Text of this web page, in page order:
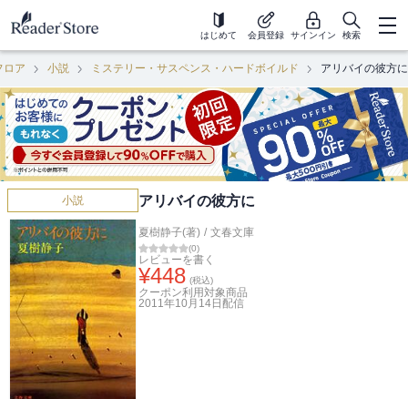
はじめて 会員登録 サインイン 検索
ロア 小説 ミステリー・サスペンス・ハードボイルド アリバイの彼方に
小説 アリバイの彼方に
夏樹静子(著) / 文春文庫
(0)
レビューを書く
¥448 (税込)
クーポン利用対象商品
2011年10月14日 配信